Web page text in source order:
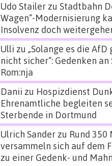
Udo Stailerzu Stadtbahn
Wagen“-Modernisierung
Insolvenz doch
Ulli zu „Solange es die
nicht sicher“: Gedenken an
Rom:nja
Danii zu Hospizdienst
Ehrenamtliche begleiten
Sterbende in Dortmund
Ulrich Sanderzu Rund 350
versammeln sich auf dem
zu einer Gedenk- und